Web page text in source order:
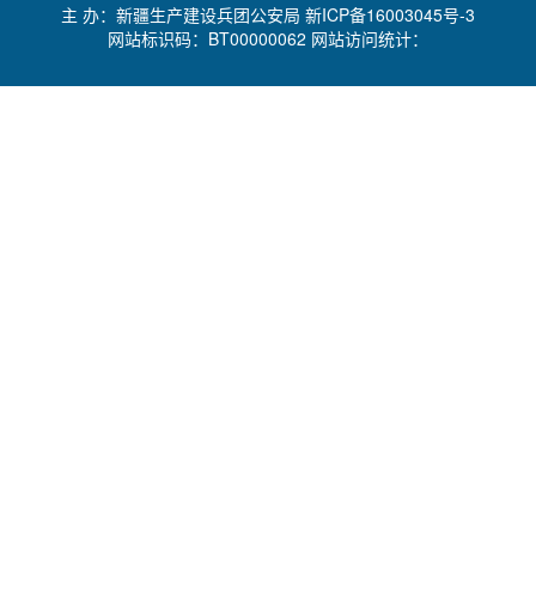
主 办：新疆生产建设兵团公安局 新ICP备16003045号-3
网站标识码：BT00000062 网站访问统计：